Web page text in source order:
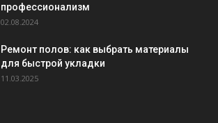
профессионализм
02.08.2024
Ремонт полов: как выбрать материалы
для быстрой укладки
11.03.2025